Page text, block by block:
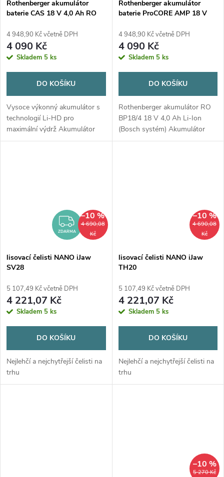
Rothenberger akumulátor
baterie CAS 18 V 4,0 Ah RO
4 948,90 Kč včetně DPH
4 090 Kč
Skladem 5 ks
DO KOŠÍKU
Vysoce výkonný akumulátor s
technologií Li-HD pro
maximální výdrž Akumulátor
RO BP18/4 Li-HD představuje
Rothenberger akumulátor
baterie ProCORE AMP 18 V
4 948,90 Kč včetně DPH
4 090 Kč
Skladem 5 ks
DO KOŠÍKU
Rothenberger akumulátor RO
BP18/4 18 V 4,0 Ah Li-Ion
(Bosch systém) Akumulátor
ProCORE AMP je lehká a
ZDARMA
ZDARMA
4 690,08
Kč
–10 %
lisovací čelisti NANO iJaw
SV28
5 107,49 Kč včetně DPH
4 221,07 Kč
Skladem 5 ks
DO KOŠÍKU
Nejlehčí a nejchytřejší čelisti na
trhu
4 690,08
Kč
–10 %
lisovací čelisti NANO iJaw
TH20
5 107,49 Kč včetně DPH
4 221,07 Kč
Skladem 5 ks
DO KOŠÍKU
Nejlehčí a nejchytřejší čelisti na
trhu
5 270 Kč
–10 %